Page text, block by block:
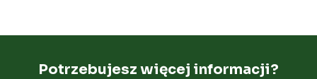
Potrzebujesz więcej informacji?